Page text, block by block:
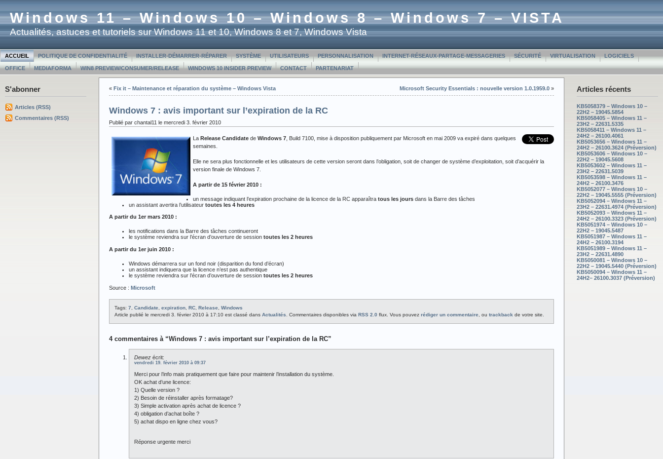
Windows 11 – Windows 10 – Windows 8 – Windows 7 – VISTA
Actualités, astuces et tutoriels sur Windows 11 et 10, Windows 8 et 7, Windows Vista
ACCUEIL POLITIQUE DE CONFIDENTIALITÉ INSTALLER-DÉMARRER-RÉPARER SYSTÈME UTILISATEURS PERSONNALISATION INTERNET-RÉSEAUX-PARTAGE-MESSAGERIES SÉCURITÉ VIRTUALISATION LOGICIELS
OFFICE MEDIAFORMA WIN8 PREVIEW/CONSUMER/RELEASE WINDOWS 10 INSIDER PREVIEW CONTACT PARTENARIAT
S'abonner
Articles (RSS)
Commentaires (RSS)
Articles récents
KB5058379 – Windows 10 –
22H2 – 19045.5854
KB5058405 – Windows 11 –
23H2 – 22631.5335
KB5058411 – Windows 11 –
24H2 – 26100.4061
KB5053656 – Windows 11 –
24H2 – 26100.3624 (Préversion)
KB5053606 – Windows 10 –
22H2 – 19045.5608
KB5053602 – Windows 11 –
23H2 – 22631.5039
KB5053598 – Windows 11 –
24H2 – 26100.3476
KB5052077 – Windows 10 –
22H2 – 19045.5555 (Préversion)
KB5052094 – Windows 11 –
23H2 – 22631.4974 (Préversion)
KB5052093 – Windows 11 –
24H2 – 26100.3323 (Préversion)
KB5051974 – Windows 10 –
22H2 – 19045.5487
KB5051987 – Windows 11 –
24H2 – 26100.3194
KB5051989 – Windows 11 –
23H2 – 22631.4890
KB5050081 – Windows 10 –
22H2 – 19045.5440 (Préversion)
KB5050094 – Windows 11 –
24H2– 26100.3037 (Préversion)
« Fix it – Maintenance et réparation du système – Windows Vista Microsoft Security Essentials : nouvelle version 1.0.1959.0 »
Windows 7 : avis important sur l’expiration de la RC
Publié par chantal11 le mercredi 3. février 2010
La Release Candidate de Windows 7 , Build 7100, mise à disposition publiquement par Microsoft en mai 2009 va expiré dans quelques
semaines.
Elle ne sera plus fonctionnelle et les utilisateurs de cette version seront dans l’obligation, soit de changer de système d’exploitation, soit d’acquérir la
version finale de Windows 7.
A partir de 15 février 2010 :
un message indiquant l’expiration prochaine de la licence de la RC apparaîtra tous les jours dans la Barre des tâches
un assistant avertira l’utilisateur toutes les 4 heures
A partir du 1er mars 2010 :
les notifications dans la Barre des tâches continueront
le système reviendra sur l’écran d’ouverture de session toutes les 2 heures
A partir du 1er juin 2010 :
Windows démarrera sur un fond noir (disparition du fond d’écran)
un assistant indiquera que la licence n’est pas authentique
le système reviendra sur l’écran d’ouverture de session toutes les 2 heures
Source : Microsoft
Tags: 7, Candidate, expiration, RC, Release, Windows
Article publié le mercredi 3. février 2010 à 17:10 est classé dans Actualités. Commentaires disponibles via RSS 2.0 flux. Vous pouvez rédiger un commentaire, ou trackback de votre site.
4 commentaires à “Windows 7 : avis important sur l’expiration de la RC”
Dewez écrit:
vendredi 19. février 2010 à 09:37
Merci pour l’info mais pratiquement que faire pour maintenir l’installation du système.
OK achat d’une licence:
1) Quelle version ?
2) Besoin de réinstaller après formatage?
3) Simple activation après achat de licence ?
4) obligation d’achat boîte ?
5) achat dispo en ligne chez vous?
Réponse urgente merci